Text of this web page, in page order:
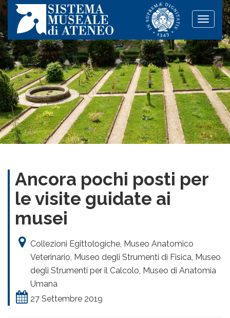
Toggle
Ancora pochi posti per
le visite guidate ai
musei
Collezioni Egittologiche, Museo Anatomico
Veterinario, Museo degli Strumenti di Fisica, Museo
degli Strumenti per il Calcolo, Museo di Anatomia
Umana
27 Settembre 2019